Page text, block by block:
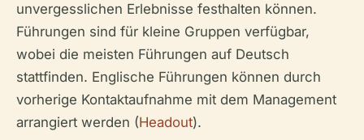
unvergesslichen Erlebnisse festhalten können.
Führungen sind für kleine Gruppen verfügbar,
wobei die meisten Führungen auf Deutsch
stattfinden. Englische Führungen können durch
vorherige Kontaktaufnahme mit dem Management
arrangiert werden (Headout).